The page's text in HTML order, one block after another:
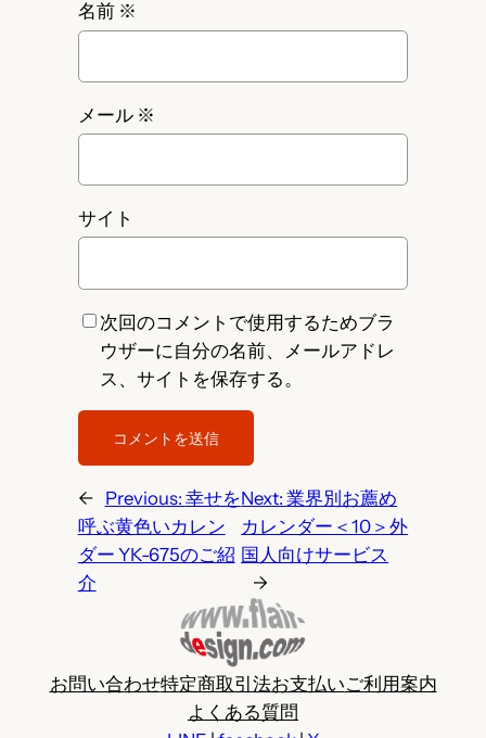
名前 ※
メール ※
サイト
次回のコメントで使用するためブラ
ウザーに自分の名前、メールアドレ
ス、サイトを保存する。
← Previous: 幸せを
呼ぶ黄色いカレン
ダー YK-675のご紹
介
Next:業界別お薦め
カレンダー＜10＞外
国人向けサービス
→
お問い合わせ特定商取引法お支払いご利用案内
よくある質問